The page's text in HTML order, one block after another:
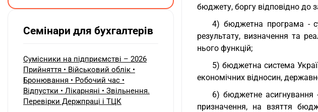
бюджету, боргу відповідно до
4) бюджетна програма -
результату, визначення та
нього функцій;
5) бюджетна система
економічних відносин,
6) бюджетне асигнування
призначення, на взяття
Семінари для бухгалтерів
Сумісники на підприємстві – 2026
Прийняття • Військовий облік •
Бронювання • Робочий час •
Відпустки • Лікарняні • Звільнення.
Перевірки Держпраці і ТЦК